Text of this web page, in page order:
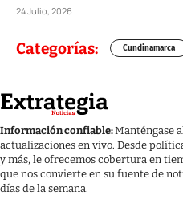
24 Julio, 2026
Categorías: Cundinamarca
Información confiable:Manténgase
actualizaciones en vivo. Desde
y más, le ofrecemos cobertura en
que nos convierte en su fuente de
días de la semana.